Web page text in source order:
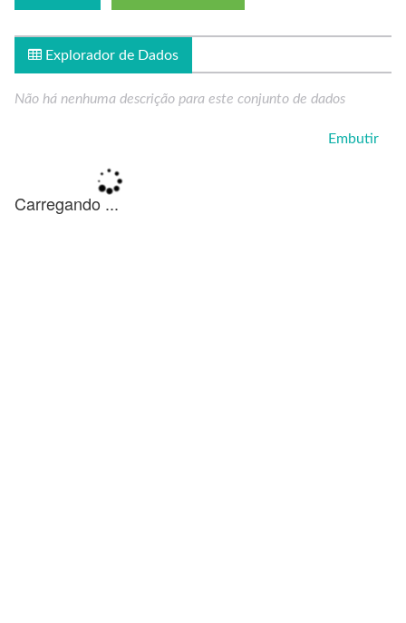
Explorador de Dados
Não há nenhuma descrição para este conjunto de dados
Embutir